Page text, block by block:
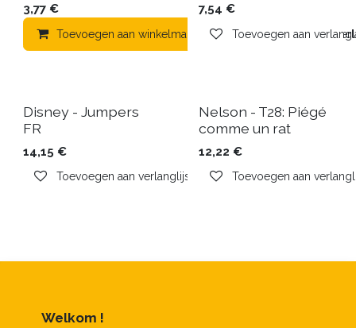
3,77 €
Toevoegen aan winkelmandje Toevoegen aan
7,54 €
Toevoegen aan
Disney - Jumpers
FR
14,15 €
Toevoegen aan verlanglijst
Nelson - T28: Piégé
comme un rat
12,22 €
Toevoegen aan
Welkom !